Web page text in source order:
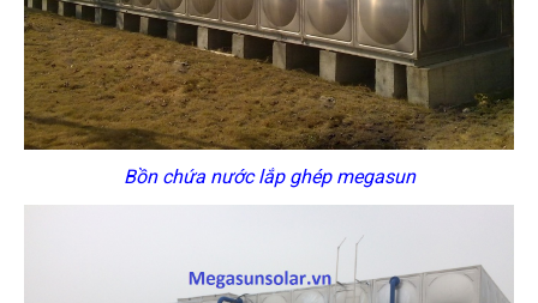
Bồn chứa nước lắp ghép megasun